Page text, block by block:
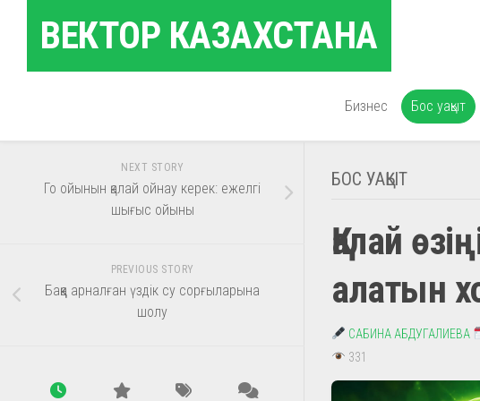
contentВЕКТОР КАЗАХСТАНА
Бизнес Бос уақыт
БОС УАҚЫТ
Қалай
алатын
САБИНА АБДУГАЛИЕВА
331
NEXT STORY
Го ойынын қалай ойнау керек: ежелгі
шығыс ойыны
PREVIOUS STORY
Баққа арналған үздік су сорғыларына
шолу